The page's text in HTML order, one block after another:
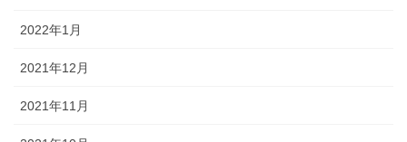
2022年1月
2021年12月
2021年11月